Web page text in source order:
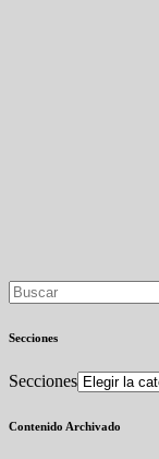
Secciones
Secciones
Contenido Archivado